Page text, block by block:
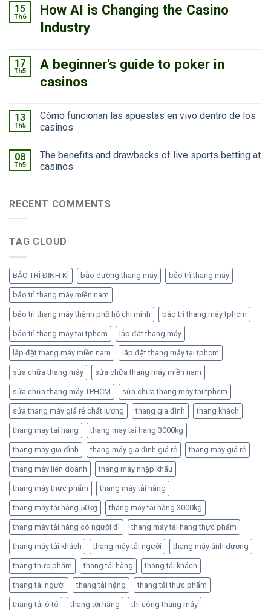
15
Th6
How AI is Changing the Casino
Industry
17
Th5
A beginner’s guide to poker in
casinos
13
Th5
Cómo funcionan las apuestas en vivo dentro de los
casinos
08
Th5
The benefits and drawbacks of live sports betting at
casinos
RECENT COMMENTS
TAG CLOUD
BẢO TRÌ ĐỊNH KÌ bảo dưỡng thang máy bảo trì thang máy
bảo trì thang máy miền nam
bảo trì thang máy thành phố hồ chí minh bảo trì thang máy tphcm
bảo trì thang máy tại tphcm lắp đặt thang máy
lắp đặt thang máy miền nam lắp đặt thang máy tại tphcm
sửa chữa thang máy sửa chữa thang máy miền nam
sửa chữa thang máy TPHCM sửa chữa thang máy tại tphcm
sửa thang máy giá rẻ chất lượng thang gia đình thang khách
thang may tai hang thang may tai hang 3000kg
thang máy gia đình thang máy gia đình giá rẻ thang máy giá rẻ
thang máy liên doanh thang máy nhập khẩu
thang máy thực phẩm thang máy tải hàng
thang máy tải hàng 50kg thang máy tải hàng 3000kg
thang máy tải hàng có người đi thang máy tải hàng thực phẩm
thang máy tải khách thang máy tải người thang máy ánh dương
thang thực phẩm thang tải hàng thang tải khách
thang tải người thang tải nặng thang tải thực phẩm
thang tải ô tô thang tời hàng thi công thang máy